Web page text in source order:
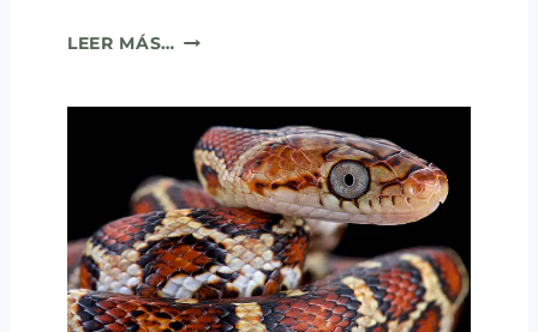
LEER MÁS… R
R
A
E
V
A
L
U